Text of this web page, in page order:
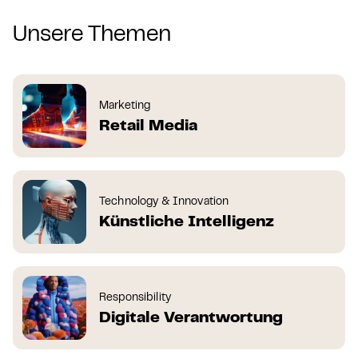
Unsere Themen
Marketing
Retail Media
Technology & Innovation
Künstliche Intelligenz
Responsibility
Digitale Verantwortung